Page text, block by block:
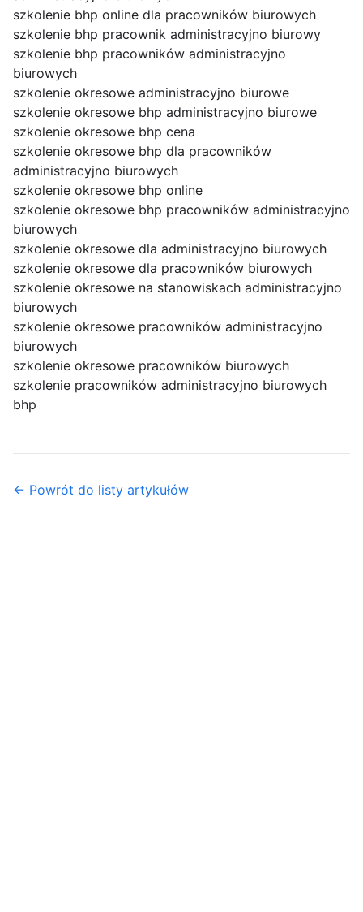
szkolenie bhp online dla pracowników biurowych
szkolenie bhp pracownik administracyjno biurowy
szkolenie bhp pracowników administracyjno
biurowych
szkolenie okresowe administracyjno biurowe
szkolenie okresowe bhp administracyjno biurowe
szkolenie okresowe bhp cena
szkolenie okresowe bhp dla pracowników
administracyjno biurowych
szkolenie okresowe bhp online
szkolenie okresowe bhp pracowników administracyjno
biurowych
szkolenie okresowe dla administracyjno biurowych
szkolenie okresowe dla pracowników biurowych
szkolenie okresowe na stanowiskach administracyjno
biurowych
szkolenie okresowe pracowników administracyjno
biurowych
szkolenie okresowe pracowników biurowych
szkolenie pracowników administracyjno biurowych
bhp
← Powrót do listy artykułów